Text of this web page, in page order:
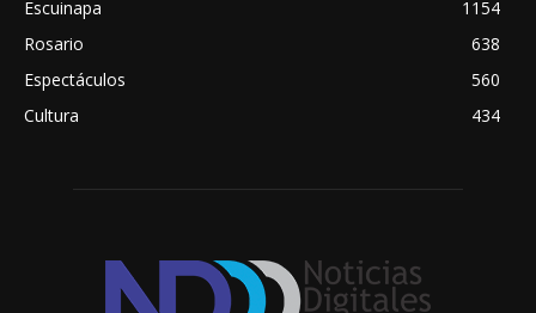
Escuinapa
1154
Rosario
638
Espectáculos
560
Cultura
434